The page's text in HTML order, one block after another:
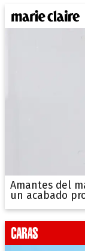
Amantes del
un acabado